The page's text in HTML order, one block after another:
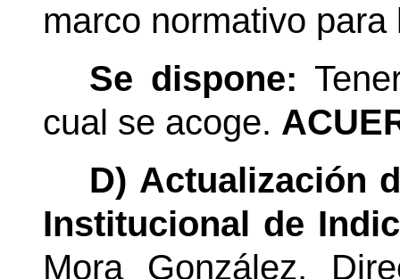
marco normativo para
Se dispone:
cual se acoge.
D) Actualización
Institucional de
Mora González,